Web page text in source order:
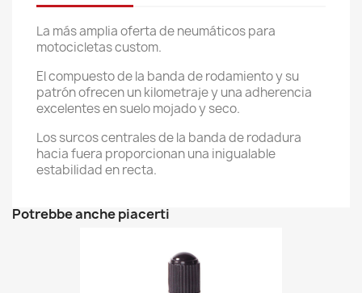
La más amplia oferta de neumáticos para
motocicletas custom.
El compuesto de la banda de rodamiento y su
patrón ofrecen un kilometraje y una adherencia
excelentes en suelo mojado y seco.
Los surcos centrales de la banda de rodadura
hacia fuera proporcionan una inigualable
estabilidad en recta.
Potrebbe anche piacerti